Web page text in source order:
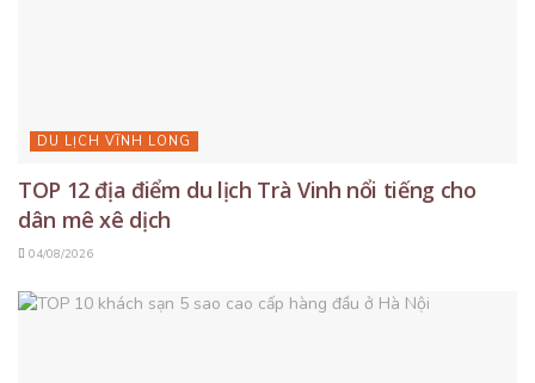
DU LỊCH VĨNH LONG
TOP 12 địa điểm du lịch Trà Vinh nổi tiếng cho
dân mê xê dịch
04/08/2026